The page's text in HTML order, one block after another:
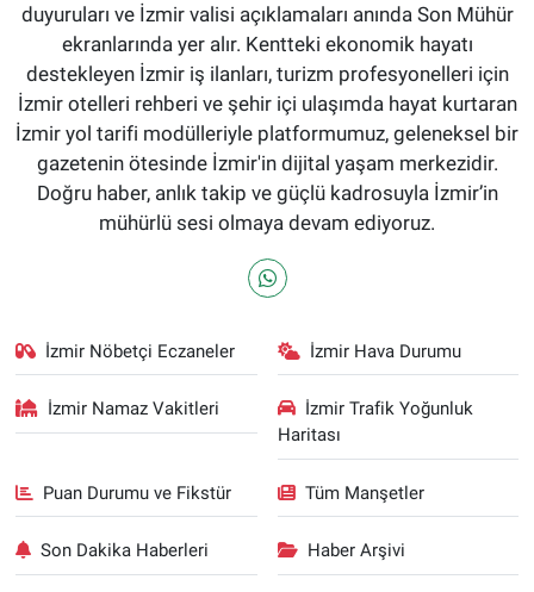
duyuruları ve İzmir valisi açıklamaları anında Son Mühür
ekranlarında yer alır. Kentteki ekonomik hayatı
destekleyen İzmir iş ilanları, turizm profesyonelleri için
İzmir otelleri rehberi ve şehir içi ulaşımda hayat kurtaran
İzmir yol tarifi modülleriyle platformumuz, geleneksel bir
gazetenin ötesinde İzmir'in dijital yaşam merkezidir.
Doğru haber, anlık takip ve güçlü kadrosuyla İzmir’in
mühürlü sesi olmaya devam ediyoruz.
İzmir Nöbetçi Eczaneler İzmir Hava Durumu
İzmir Namaz Vakitleri
İzmir Trafik Yoğunluk
Haritası
Puan Durumu ve Fikstür Tüm Manşetler
Son Dakika Haberleri Haber Arşivi